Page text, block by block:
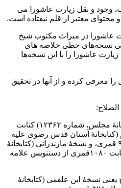
وجود و نقل زیارت عاشورا می
معتبر از قلم نیفتاده است.
عاشورا در میراث مکتوب شیخ
نسخه‌های خطی خلاصه های
عاشورا را با این نسخه‌ها
معرفی کرده و از آنها در تحقیق
یعنی نسخۀ طبری کاتب (کتابخانۀ مجلس، شماره ۱۲۳۶۲) کتابت
(کتابخانۀ آستان قدس رضوی علیه
السلام شماره ۴۹۳) کتابت ۹۸۴ قمری، و نسخۀ مازندرانی (کتابخانۀ
مدرسۀ فیضیه شماره ۵۳۱) کتابت ۱۰۸۰قمری از دستنویس علامه
نسخۀ ابن علقمی (کتابخانۀ